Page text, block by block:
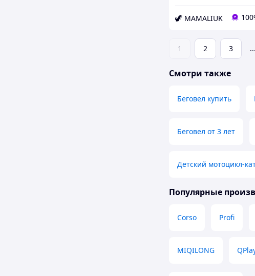
🦖 MAMALIUK
1 2 3 ...
Смотри также
Беговел купить
Беговел от 3 лет
Детский мотоцикл-
Популярные
Corso Profi
MIQILONG